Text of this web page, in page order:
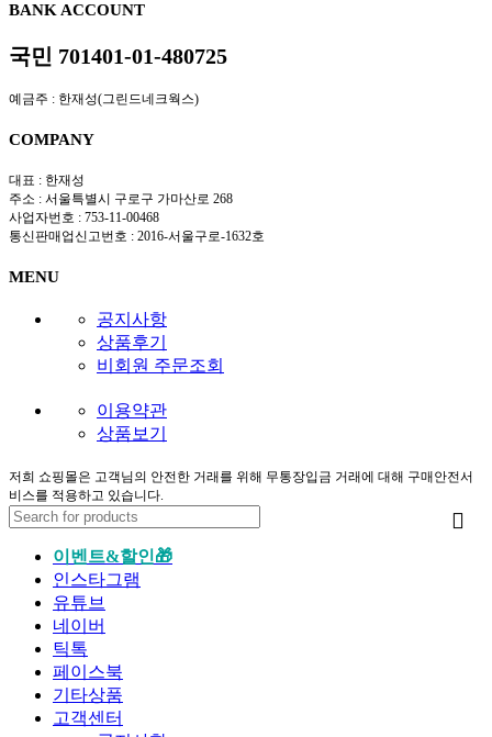
BANK ACCOUNT
국민 701401-01-480725
예금주 : 한재성(그린드네크웍스)
COMPANY
대표 : 한재성
주소 : 서울특별시 구로구 가마산로 268
사업자번호 : 753-11-00468
통신판매업신고번호 : 2016-서울구로-1632호
MENU
공지사항
상품후기
비회원 주문조회
이용약관
상품보기
저희 쇼핑몰은 고객님의 안전한 거래를 위해 무통장입금 거래에 대해 구매안전서
비스를 적용하고 있습니다.
이벤트&할인🎁
인스타그램
유튜브
네이버
틱톡
페이스북
기타상품
고객센터